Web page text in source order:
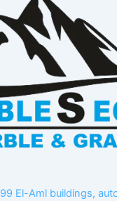
99 El-Aml buildings,